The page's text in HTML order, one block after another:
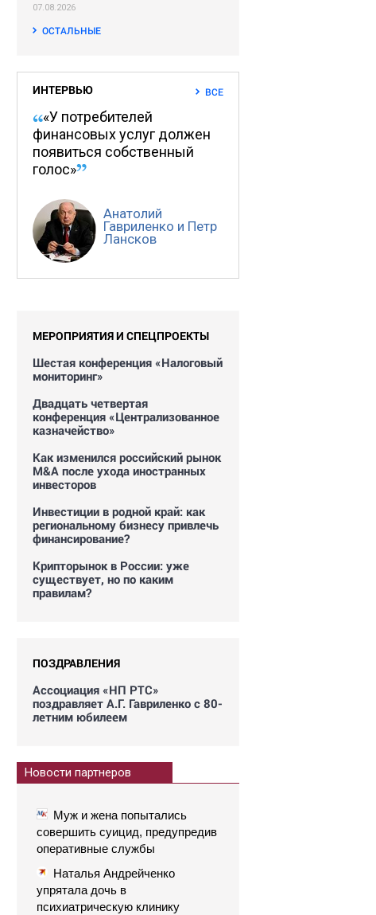
07.08.2026
ОСТАЛЬНЫЕ
ИНТЕРВЬЮ ВСЕ
«У потребителей
финансовых услуг должен
появиться собственный
голос»
Анатолий
Гавриленко и Петр
Лансков
МЕРОПРИЯТИЯ И СПЕЦПРОЕКТЫ
Шестая конференция «Налоговый
мониторинг»
Двадцать четвертая
конференция «Централизованное
казначейство»
Как изменился российский рынок
M&A после ухода иностранных
инвесторов
Инвестиции в родной край: как
региональному бизнесу привлечь
финансирование?
Крипторынок в России: уже
существует, но по каким
правилам?
ПОЗДРАВЛЕНИЯ
Ассоциация «НП РТС»
поздравляет А.Г. Гавриленко с 80-
летним юбилеем
Новости партнеров
Муж и жена попытались
совершить суицид, предупредив
оперативные службы
Наталья Андрейченко
упрятала дочь в
психиатрическую клинику